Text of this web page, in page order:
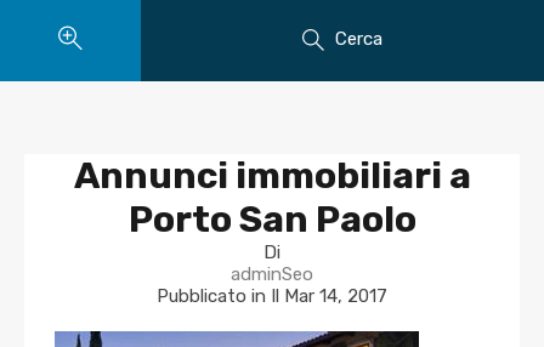
Cerca
Annunci immobiliari a
Porto San Paolo
Di
adminSeo
Pubblicato in Il Mar 14, 2017